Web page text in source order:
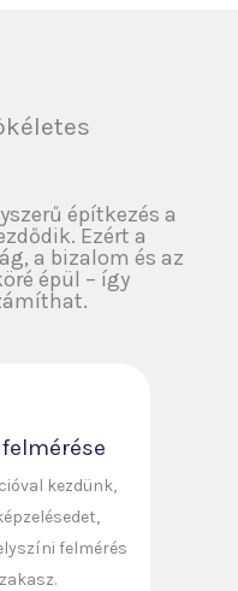
építkezés a
Ezért a
a bizalom és az
épül – így
kezdünk,
felmérés